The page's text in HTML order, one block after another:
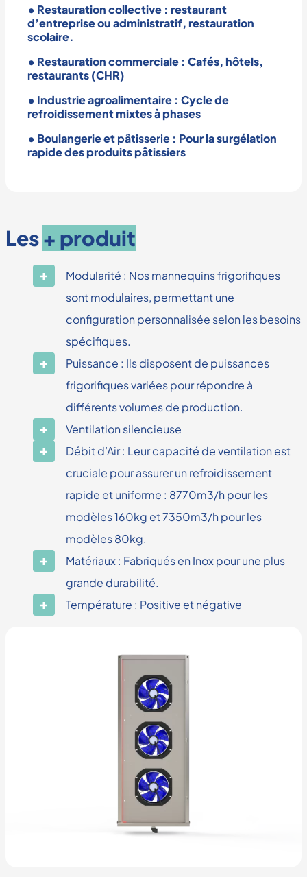
• Restauration collective : restaurant
d’entreprise ou administratif, restauration
scolaire.
• Restauration commerciale : Cafés, hôtels,
restaurants (CHR)
• Industrie agroalimentaire : Cycle de
refroidissement mixtes à phases
• Boulangerieetpâtisserie : Pour la surgélation
rapide des produits pâtissiers
Les+ produit
Modularité : Nos mannequins frigorifiques
sont modulaires, permettant une
configuration personnalisée selon les besoins
spécifiques.
Puissance : Ils disposent de puissances
frigorifiques variées pour répondre à
différents volumes de production.
Ventilation silencieuse
Débit d’Air : Leur capacité de ventilation est
cruciale pour assurer un refroidissement
rapide et uniforme : 8770m3/h pour les
modèles 160kg et 7350m3/h pour les
modèles 80kg.
Matériaux : Fabriqués en Inox pour une plus
grande durabilité.
Température : Positive et négative